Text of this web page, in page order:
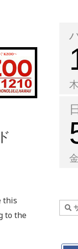
this
to the